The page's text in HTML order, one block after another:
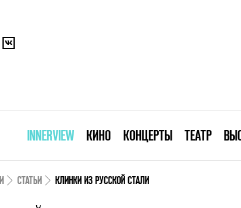
INNERVIEW КИНО КОНЦЕРТЫ ТЕАТР
СТАТЬИ КЛИНКИ ИЗ РУССКОЙ СТАЛИ